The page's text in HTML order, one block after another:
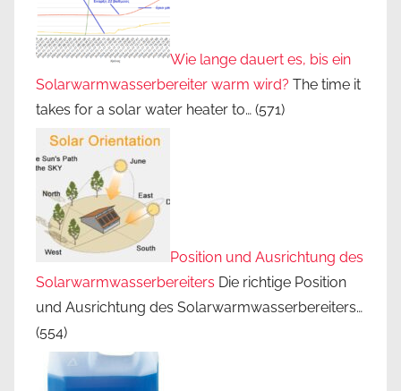
Wie lange dauert es, bis ein
Solarwarmwasserbereiter warm wird? The time it
takes for a solar water heater to… (571)
Position und Ausrichtung des
Solarwarmwasserbereiters Die richtige Position
und Ausrichtung des Solarwarmwasserbereiters…
(554)